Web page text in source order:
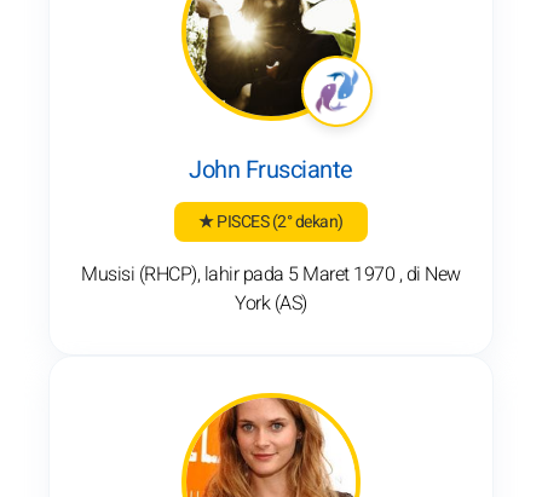
John Frusciante
★ PISCES(2° dekan)
Musisi (RHCP), lahir pada 5 Maret 1970 , di New
York (AS)